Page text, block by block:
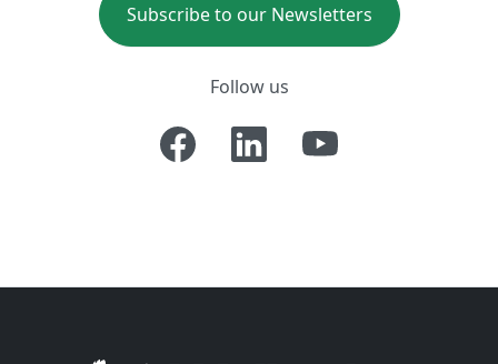
Subscribe to our Newsletters
Follow us